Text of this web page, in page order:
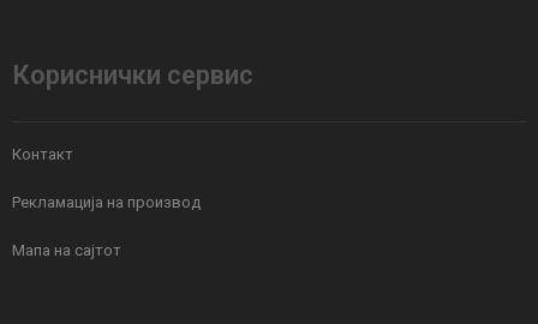
Кориснички сервис
Контакт
Рекламација на производ
Мапа на сајтот